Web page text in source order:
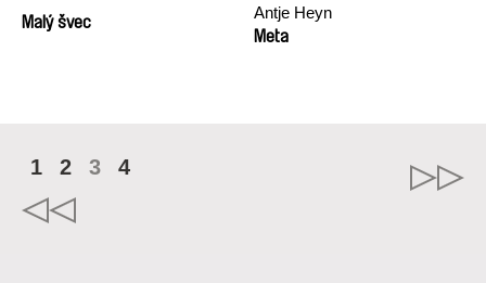
Malý švec
Antje Heyn
Meta
1 2 3 4